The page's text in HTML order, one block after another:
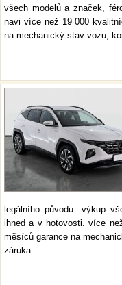
všech modelů a značek,
navi více než 19 000
na mechanický stav vozu,
legálního původu. výkup
ihned a v hotovosti. více
měsíců garance na
záruka…